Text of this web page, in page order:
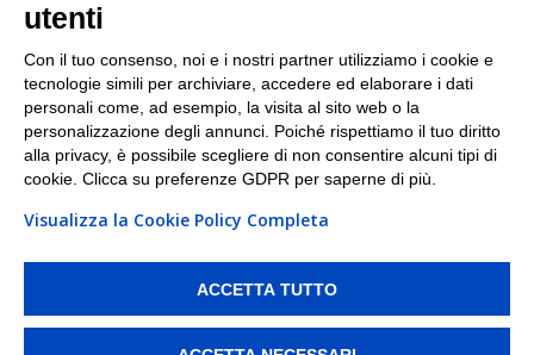
I nostri punti di ritiro e spedizione pacchi nelle
maggiori città italiane
Torino|Milano|Roma|Bologna|Firenze| Genova
Napoli|Varese
PI/CF/N°Iscr.: 10821360012 | REA: RM 1494760 | Cap.Soc.: 50.000€ |
Whistleblowing|Privacy |Preferenze Cookies
ritirare i tuoi acquisti online e spedire i tuoi pacchi.
utenti
Con il tuo consenso, noi e i nostri partner utilizziamo i cookie e
tecnologie simili per archiviare, accedere ed elaborare i dati
personali come, ad esempio, la visita al sito web o la
personalizzazione degli annunci. Poiché rispettiamo il tuo diritto
alla privacy, è possibile scegliere di non consentire alcuni tipi di
cookie. Clicca su preferenze GDPR per saperne di più.
Visualizza la Cookie Policy Completa
ACCETTA TUTTO